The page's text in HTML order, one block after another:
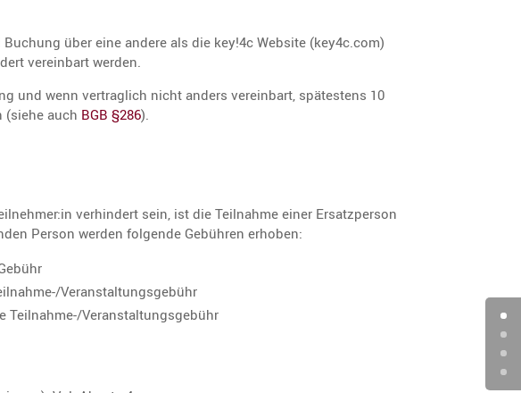
über eine andere als die key!4c Website (key4c.com)
verein­bart werden.
und wenn vertrag­lich nicht anders verein­bart, spätes­tens 10
(siehe auch BGB §286).
verhin­dert sein, ist die Teilnahme einer Ersatz­person
Person werden folgende Gebühren erhoben:
Veran­stal­tungs­ge­bühr
Teilnahme-/Veran­stal­tungs­ge­bühr